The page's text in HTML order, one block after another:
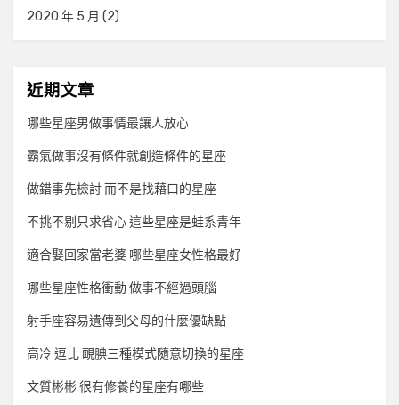
2020 年 5 月 (2)
近期文章
哪些星座男做事情最讓人放心
霸氣做事沒有條件就創造條件的星座
做錯事先檢討 而不是找藉口的星座
不挑不剔只求省心 這些星座是蛙系青年
適合娶回家當老婆 哪些星座女性格最好
哪些星座性格衝動 做事不經過頭腦
射手座容易遺傳到父母的什麼優缺點
高冷 逗比 靦腆三種模式隨意切換的星座
文質彬彬 很有修養的星座有哪些